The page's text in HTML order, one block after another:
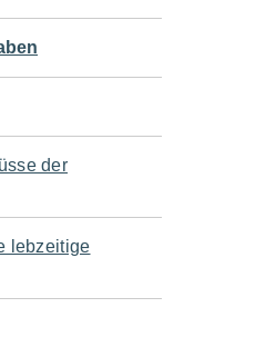
der
lebzeitige